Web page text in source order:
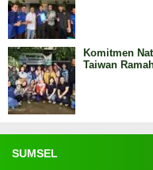
Komitmen
Taiwan
SUMSEL